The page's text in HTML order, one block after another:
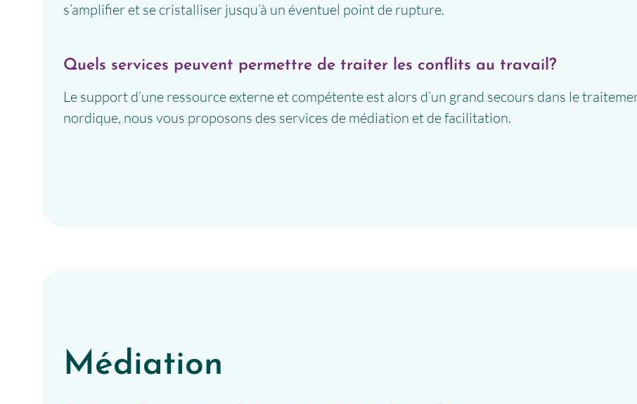
s’amplifier et se cristalliser jusqu’à un éventuel point de rupture.
Quels services peuvent permettre de traiter les conflits au travail?
Le support d’une ressource externe et compétente est alors d’un grand secours dans le
nordique, nous vous proposons des services de médiation et de facilitation.
Médiation